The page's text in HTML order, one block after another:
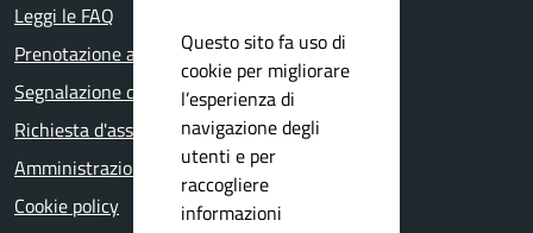
Leggi le FAQ
Prenotazione appuntamento
Segnalazione disservizio
Richiesta d'assistenza
Amministrazione trasparente
Cookie policy
Questo sito fa uso di
cookie per migliorare
l’esperienza di
navigazione degli
utenti e per
raccogliere
informazioni